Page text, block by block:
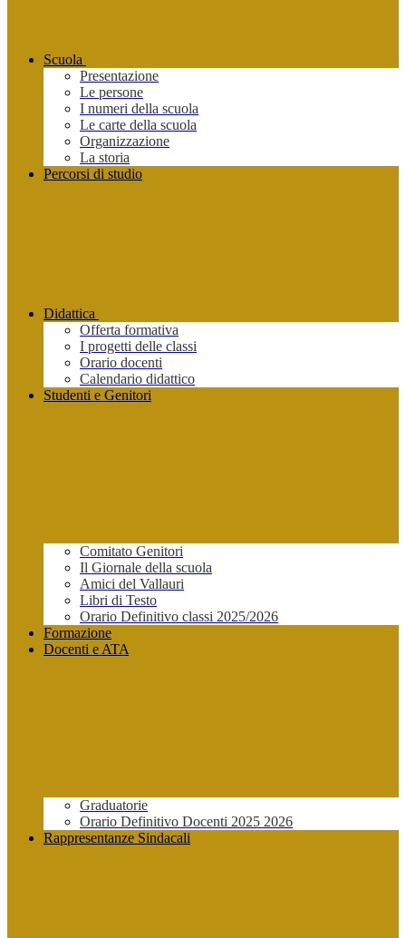
Scuola
Presentazione
Le persone
I numeri della scuola
Le carte della scuola
Organizzazione
La storia
Percorsi di studio
Didattica
Offerta formativa
I progetti delle classi
Orario docenti
Calendario didattico
Studenti e Genitori
Comitato Genitori
Il Giornale della scuola
Amici del Vallauri
Libri di Testo
Orario Definitivo classi 2025/2026
Formazione
Docenti e ATA
Graduatorie
Orario Definitivo Docenti 2025 2026
Rappresentanze Sindacali